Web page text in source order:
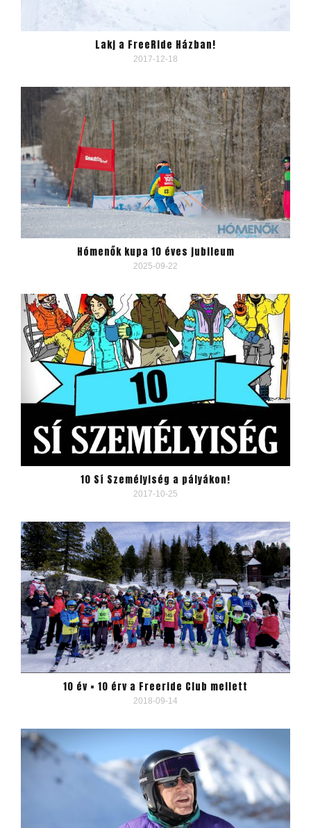
Lakj a FreeRide Házban!
2017-12-18
Hómenők kupa 10 éves jubileum
2025-09-22
10 Sí Személyiség a pályákon!
2017-10-25
10 év = 10 érv a Freeride Club mellett
2018-09-14